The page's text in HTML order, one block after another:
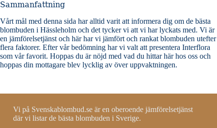
Sammanfattning
Vårt mål med denna sida har alltid varit att informera dig om de bästa
blombuden i Hässleholm och det tycker vi att vi har lyckats med. Vi är
en jämförelsetjänst och här har vi jämfört och rankat blombuden utefter
flera faktorer. Efter vår bedömning har vi valt att presentera Interflora
som vår favorit. Hoppas du är nöjd med vad du hittar här hos oss och
hoppas din mottagare blev lycklig av över uppvaktningen.
Vi på Svenskablombud.se är en oberoende jämförelsetjänst
där vi listar de bästa blombuden i Sverige.